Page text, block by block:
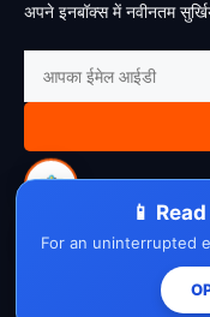
अपने इनबॉक्स में नवीनतम
About UsContact Us
Cancellation
📱
For an uninterrupted